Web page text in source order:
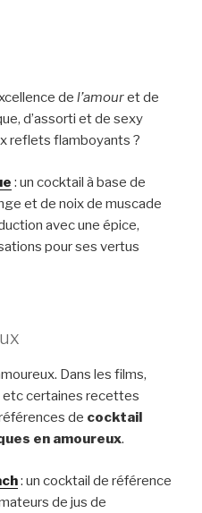
de l’amouret de
d’assorti et de sexy
reflets flamboyants ?
: un cocktail à base de
et de noix de muscade
avec une épice,
pour ses vertus
Dans les films,
etc certaines recettes
de cocktail
en amoureux.
: un cocktail de référence
de jus de